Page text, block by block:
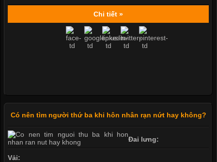
Chi tiết »
Có nên tìm người thứ ba khi hôn nhân rạn nứt hay không?
Đai lưng:
Vải: